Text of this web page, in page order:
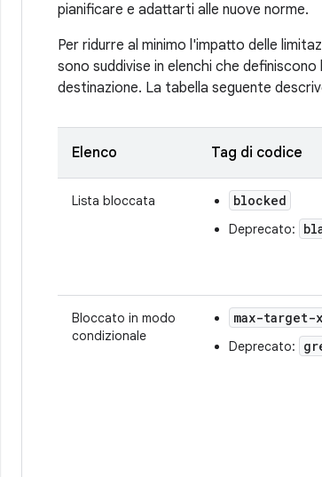
pianificare e adattarti alle nuove norme.
Per ridurre al minimo l'impatto delle
sono suddivise in elenchi che
destinazione. La tabella seguente
Elenco Tag di codice
Lista bloccata blocked
Deprecato:
Bloccato in modo
condizionale
max-target-x
Deprecato: